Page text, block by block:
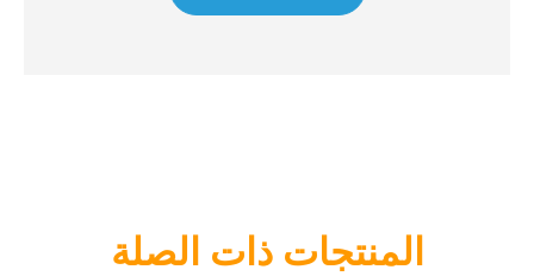
المنتجات ذات الصلة